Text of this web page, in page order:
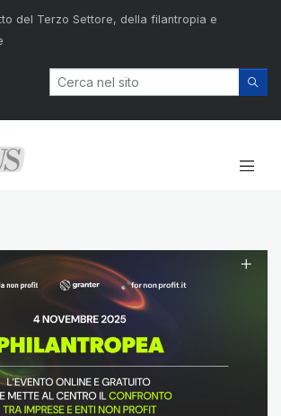
del Terzo Settore, della filantropia e